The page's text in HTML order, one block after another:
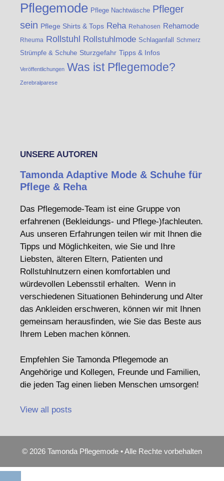
Pflegemode Pflege Nachtwäsche Pfleger
sein Pflege Shirts & Tops Reha Rehahosen Rehamode
Rheuma Rollstuhl Rollstuhlmode Schlaganfall Schmerz
Strümpfe & Schuhe Sturzgefahr Tipps & Infos
Veröffentlichungen Was ist Pflegemode?
Zerebralparese
UNSERE AUTOREN
Tamonda Adaptive Mode & Schuhe für
Pflege & Reha
Das Pflegemode-Team ist eine Gruppe von
erfahrenen (Bekleidungs- und Pflege-)fachleuten.
Aus unseren Erfahrungen teilen wir mit Ihnen die
Tipps und Möglichkeiten, wie Sie und Ihre
Liebsten, älteren Eltern, Patienten und
Rollstuhlnutzern einen komfortablen und
würdevollen Lebensstil erhalten. Wenn in
verschiedenen Situationen Behinderung und Alter
das Ankleiden erschweren, können wir mit Ihnen
gemeinsam herausfinden, wie Sie das Beste aus
Ihrem Leben machen können.
Empfehlen Sie Tamonda Pflegemode an
Angehörige und Kollegen, Freunde und Familien,
die jeden Tag einen lieben Menschen umsorgen!
View all posts
© 2026 Tamonda Pflegemode • Alle Rechte vorbehalten